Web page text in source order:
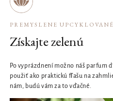
PREMYSLENE UPCYKLOVANÉ
Získajte zelenú
Po vyprázdnení možno náš parfum
použiť ako praktickú fľašu na
nám, budú vám za to vďačné.